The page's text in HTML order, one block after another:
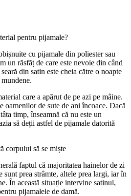
pentru pijamale?
cu pijamale din poliester sau
un răsfăț de care este nevoie din când
din satin este cheia către o noapte
care a apărut de pe azi pe mâine.
oamenilor de sute de ani încoace. Dacă
timp, înseamnă că nu este un
să deții astfel de pijamale datorită
corpului să se miște
faptul că majoritatea hainelor de zi
prea strâmte, altele prea largi, iar în
În această situație intervine satinul,
pijamalele de damă.